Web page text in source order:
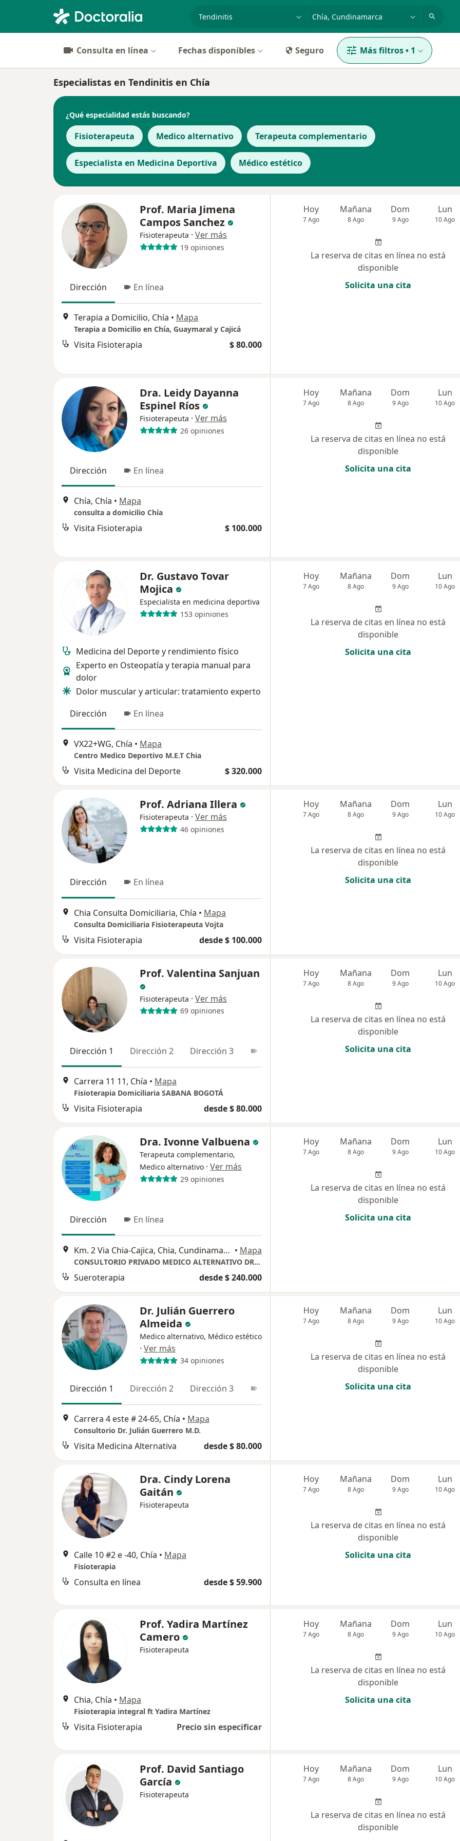
especialidad, enfermedad o nombrep. ej. Bogotá
Consulta en línea Fechas disponibles Seguro Más filtros• 1
Especialistas en Tendinitis en Chía
¿Qué especialidad estás buscando?
Fisioterapeuta Medico alternativo Terapeuta complementario
Especialista en Medicina Deportiva Médico estético
Prof. Maria Jimena
Campos Sanchez
Fisioterapeuta · Ver más
19 opiniones
Dirección En línea
Terapia a Domicilio, Chía • Mapa
Terapia a Domicilio en Chía, Guaymaral y Cajicá
Visita Fisioterapia $ 80.000
Hoy
7 Ago
Mañana
8 Ago
Dom
9 Ago
Lun
10 Ago
La reserva de citas en línea no está
disponible
Solicita una cita
Dra. Leidy Dayanna
Espinel Ríos
Fisioterapeuta · Ver más
26 opiniones
Dirección En línea
Chía, Chía • Mapa
consulta a domicilio Chía
Visita Fisioterapia $ 100.000
Hoy
7 Ago
Mañana
8 Ago
Dom
9 Ago
Lun
10 Ago
La reserva de citas en línea no está
disponible
Solicita una cita
Dr. Gustavo Tovar
Mojica
Especialista en medicina deportiva
153 opiniones
Medicina del Deporte y rendimiento físico
Experto en Osteopatía y terapia manual para
dolor
Dolor muscular y articular: tratamiento experto
Dirección
En línea
VX22+WG, Chía • Mapa
Centro Medico Deportivo M.E.T Chia
Visita Medicina del Deporte $ 320.000
Hoy
7 Ago
Mañana
8 Ago
Dom
9 Ago
Lun
10 Ago
La reserva de citas en línea no está
disponible
Solicita una cita
Prof. Adriana Illera
Fisioterapeuta · Ver más
46 opiniones
Dirección En línea
Chia Consulta Domiciliaria, Chía • Mapa
Consulta Domiciliaria Fisioterapeuta Vojta
Visita Fisioterapia desde $ 100.000
Hoy
7 Ago
Mañana
8 Ago
Dom
9 Ago
Lun
10 Ago
La reserva de citas en línea no está
disponible
Solicita una cita
Prof. Valentina Sanjuan
Fisioterapeuta · Ver más
69 opiniones
Dirección 1 Dirección 2 Dirección 3
Carrera 11 11, Chía • Mapa
Fisioterapia Domiciliaria SABANA BOGOTÁ
Visita Fisioterapia desde $ 80.000
Hoy
7 Ago
Mañana
8 Ago
Dom
9 Ago
Lun
10 Ago
La reserva de citas en línea no está
disponible
Solicita una cita
Dra. Ivonne Valbuena
Terapeuta complementario,
Medico alternativo · Ver más
29 opiniones
Dirección En línea
Km. 2 Via Chia-Cajica, Chia, Cundinamarca, Chía • Mapa
CONSULTORIO PRIVADO MEDICO ALTERNATIVO DRA IVONNE VALBUENA
Sueroterapia desde $ 240.000
Hoy
7 Ago
Mañana
8 Ago
Dom
9 Ago
Lun
10 Ago
La reserva de citas en línea no está
disponible
Solicita una cita
Dr. Julián Guerrero
Almeida
Medico alternativo, Médico estético
· Ver más
34 opiniones
Dirección 1 Dirección 2 Dirección 3
Carrera 4 este # 24-65, Chía • Mapa
Consultorio Dr. Julián Guerrero M.D.
Visita Medicina Alternativa desde $ 80.000
Hoy
7 Ago
Mañana
8 Ago
Dom
9 Ago
Lun
10 Ago
La reserva de citas en línea no está
disponible
Solicita una cita
Dra. Cindy Lorena
Gaitán
Fisioterapeuta
Calle 10 #2 e -40, Chía • Mapa
Fisioterapia
Consulta en línea desde $ 59.900
Hoy
7 Ago
Mañana
8 Ago
Dom
9 Ago
Lun
10 Ago
La reserva de citas en línea no está
disponible
Solicita una cita
Prof. Yadira Martínez
Camero
Fisioterapeuta
Chia, Chía • Mapa
Fisioterapia integral ft Yadira Martínez
Visita Fisioterapia Precio sin especificar
Hoy
7 Ago
Mañana
8 Ago
Dom
9 Ago
Lun
10 Ago
La reserva de citas en línea no está
disponible
Solicita una cita
Prof. David Santiago
García
Fisioterapeuta
Hoy
7 Ago
Mañana
8 Ago
Dom
9 Ago
Lun
10 Ago
La reserva de citas en línea no está
disponible